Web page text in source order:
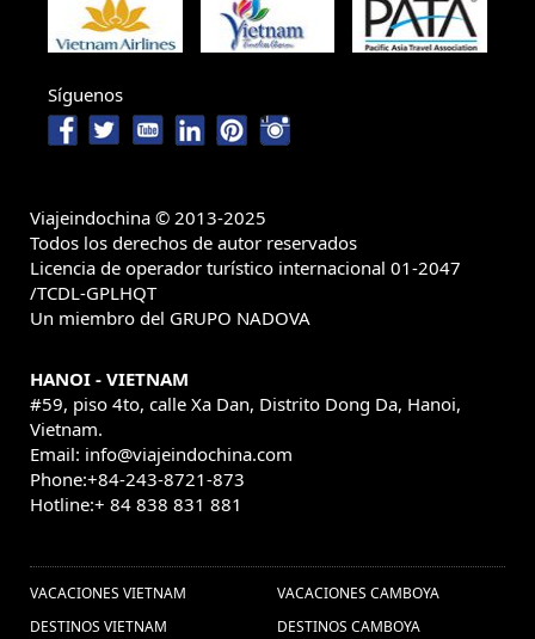
Síguenos
Viajeindochina © 2013-2025
Todos los derechos de autor reservados
Licencia de operador turístico internacional 01-2047
/TCDL-GPLHQT
Un miembro del GRUPO NADOVA
HANOI - VIETNAM
#59, piso 4to, calle Xa Dan, Distrito Dong Da, Hanoi,
Vietnam.
Email: info@viajeindochina.com
Phone:+84-243-8721-873
Hotline:+ 84 838 831 881
VACACIONES VIETNAM
DESTINOS VIETNAM
VACACIONES CAMBOYA
DESTINOS CAMBOYA